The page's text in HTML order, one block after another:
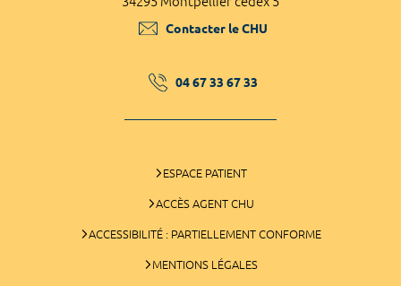
Contacter le CHU
04 67 33 67 33
ESPACE PATIENT
ACCÈS AGENT CHU
ACCESSIBILITÉ : PARTIELLEMENT CONFORME
MENTIONS LÉGALES